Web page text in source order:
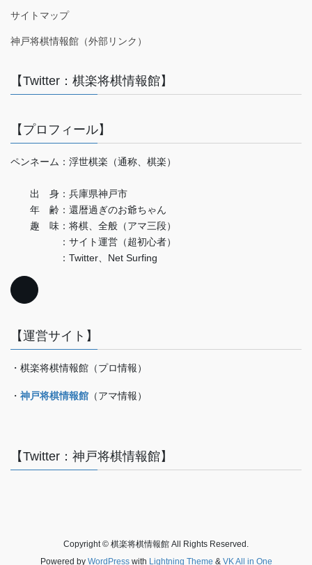
サイトマップ
神戸将棋情報館（外部リンク）
【Twitter：棋楽将棋情報館】
【プロフィール】
ペンネーム：浮世棋楽（通称、棋楽）
出 身：兵庫県神戸市
年 齢：還暦過ぎのお爺ちゃん
趣 味：将棋、全般（アマ三段）
：サイト運営（超初心者）
：Twitter、Net Surfing
【運営サイト】
・棋楽将棋情報館（プロ情報）
・ 神戸将棋情報館 （アマ情報）
【Twitter：神戸将棋情報館】
Copyright © 棋楽将棋情報館 All Rights Reserved.
Powered by WordPresswith Lightning Theme & VK All in One